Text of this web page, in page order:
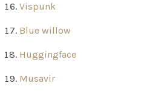
Vispunk
Blue willow
Huggingface
Musavir